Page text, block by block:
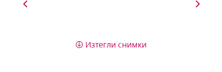
Изтегли снимки